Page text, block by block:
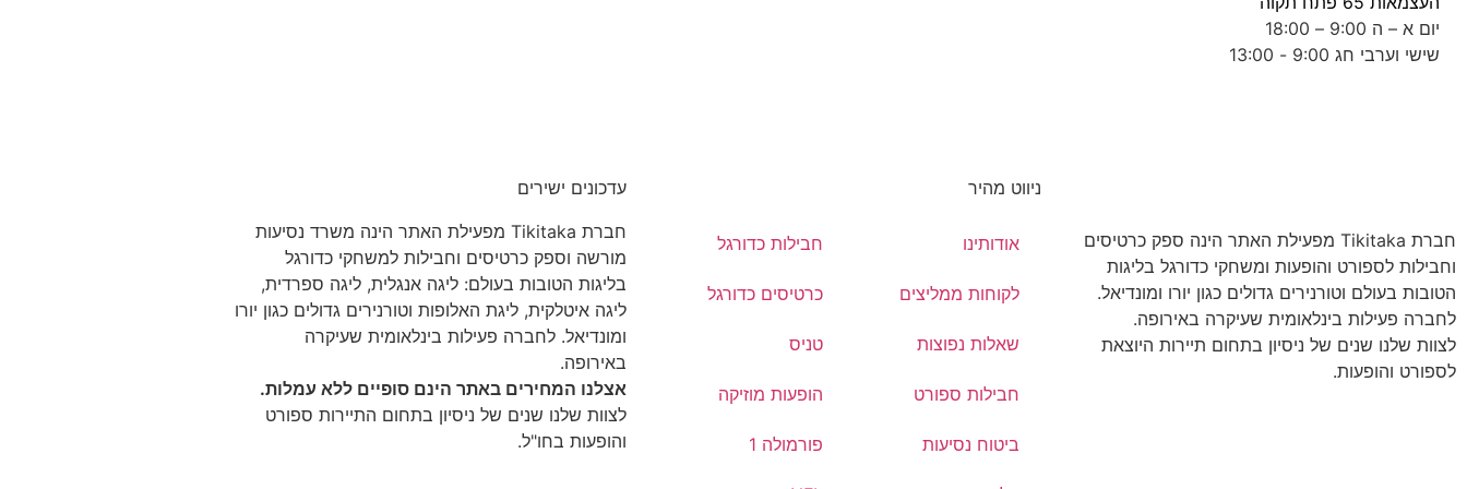
יום א – ה 9:00 – 18:00
שישי וערבי חג 9:00 - 13:00
חברת Tikitaka מפעילת האתר הינה ספק כרטיסים
וחבילות לספורט והופעות ומשחקי כדורגל בליגות
הטובות בעולם וטורנירים גדולים כגון יורו ומונדיאל.
לחברה פעילות בינלאומית שעיקרה באירופה.
לצוות שלנו שנים של ניסיון בתחום תיירות היוצאת
לספורט והופעות.
ניווט מהיר
אודותינו
לקוחות ממליצים
שאלות נפוצות
חבילות ספורט
ביטוח נסיעות
חבילות כדורגל
כרטיסים כדורגל
טניס
הופעות מוזיקה
פורמולה 1
עדכונים ישירים
חברת Tikitaka מפעילת האתר הינה משרד נסיעות
מורשה וספק כרטיסים וחבילות למשחקי כדורגל
בליגות הטובות בעולם: ליגה אנגלית, ליגה ספרדית,
ליגה איטלקית, ליגת האלופות וטורנירים גדולים כגון יורו
ומונדיאל. לחברה פעילות בינלאומית שעיקרה
באירופה.
אצלנו המחירים באתר הינם סופיים ללא עמלות.
לצוות שלנו שנים של ניסיון בתחום התיירות ספורט
והופעות בחו"ל.